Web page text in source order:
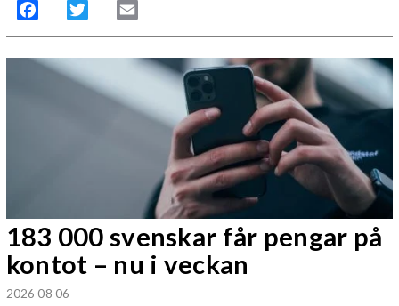
Facebook Twitter
183 000 svenskar får pengar på
kontot – nu i veckan
2026 08 06